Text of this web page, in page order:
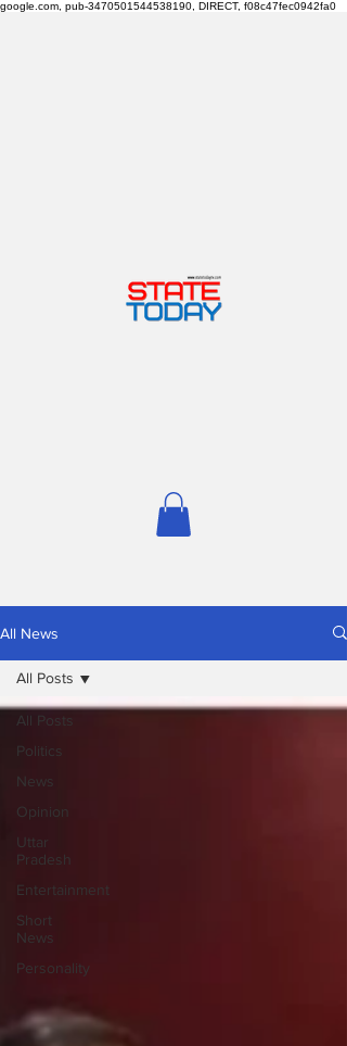
google.com, pub-3470501544538190, DIRECT, f08c47fec0942fa0
All News
All Posts
Politics
News
Opinion
Uttar
Pradesh
Entertainment
Short
News
Personality
All Posts